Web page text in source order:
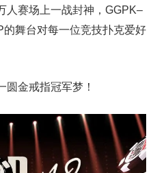
人赛场上一战封神，GGPK–
舞台对每一位竞技扑克爱好
圆金戒指冠军梦！